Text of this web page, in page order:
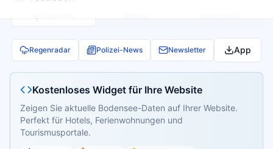
Regenradar Polizei-News Newsletter App
Kostenloses Widget für Ihre Website
Zeigen Sie aktuelle Bodensee-Daten auf Ihrer Website.
Perfekt für Hotels, Ferienwohnungen und
Tourismusportale.